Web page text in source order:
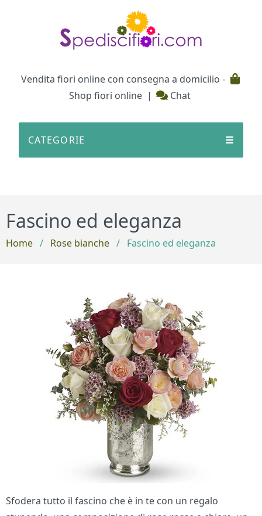
Vendita fiori online con consegna a domicilio -
Shop fiori online | Chat
CATEGORIE ☰
Fascino ed eleganza
Home / Rose bianche / Fascino ed eleganza
Sfodera tutto il fascino che è in te con un regalo